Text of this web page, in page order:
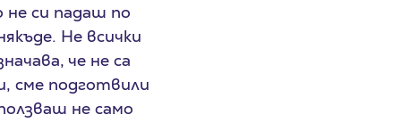
не си падаш по
Не всички
че не са
сме подготвили
не само